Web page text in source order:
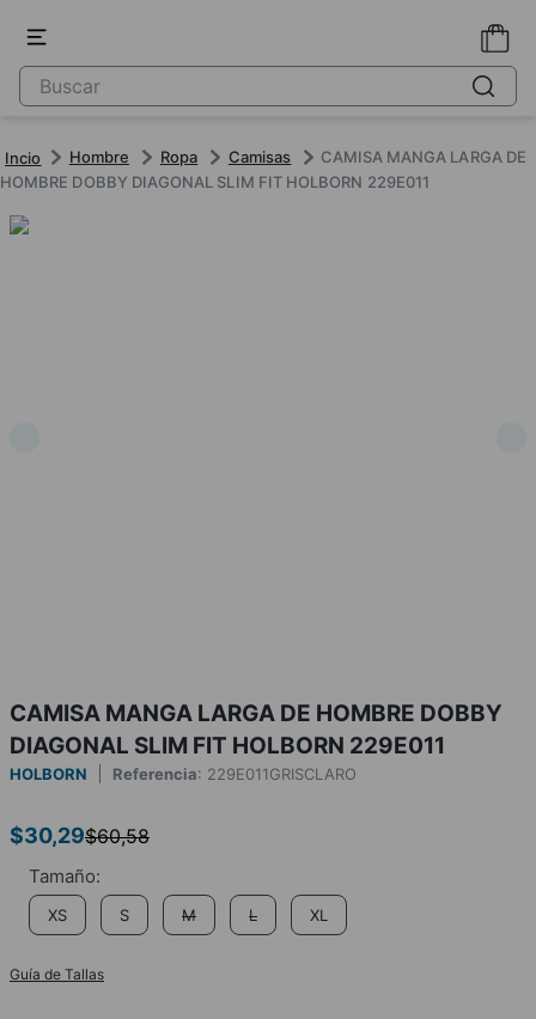
Hombre Ropa Camisas
CAMISA MANGA LARGA DE
HOMBRE DOBBY DIAGONAL SLIM FIT HOLBORN 229E011
CAMISA MANGA LARGA DE HOMBRE DOBBY
DIAGONAL SLIM FIT HOLBORN 229E011
HOLBORN Referencia: 229E011GRISCLARO
$30,29$60,58
XS S M L XL
Guía de Tallas